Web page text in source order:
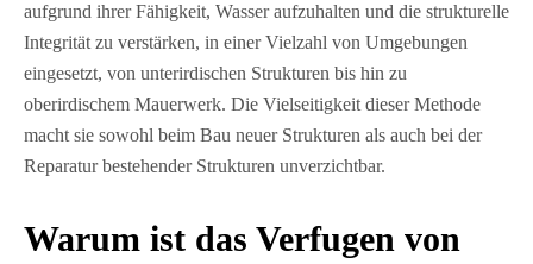
aufgrund ihrer Fähigkeit, Wasser aufzuhalten und die strukturelle
Integrität zu verstärken, in einer Vielzahl von Umgebungen
eingesetzt, von unterirdischen Strukturen bis hin zu
oberirdischem Mauerwerk. Die Vielseitigkeit dieser Methode
macht sie sowohl beim Bau neuer Strukturen als auch bei der
Reparatur bestehender Strukturen unverzichtbar.
Warum ist das Verfugen von